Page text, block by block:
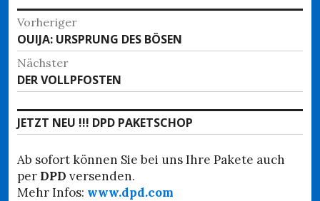
Beitragsnavigation
Vorheriger
Vorheriger
Beitrag:
OUIJA: URSPRUNG DES BÖSEN
Nächster
Nächster
Beitrag:
DER VOLLPFOSTEN
JETZT NEU !!! DPD PAKETSCHOP
Ab sofort können Sie bei uns Ihre Pakete auch
per DPD versenden.
Mehr Infos: www.dpd.com